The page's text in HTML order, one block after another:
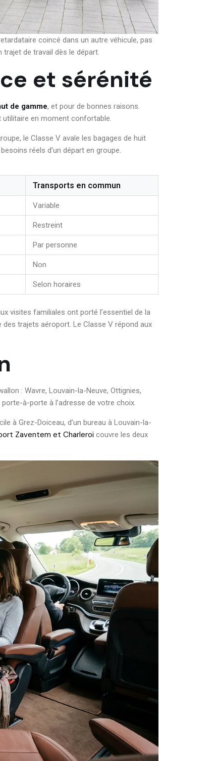
coincé dans un autre véhicule, pas
de travail dès le départ.
et sérénité
de gamme, et pour de bonnes raisons.
utilitaire en moment confortable.
le Classe V avale les bagages de huit
réels d’un départ en groupe.
Transports en commun
Variable
Restreint
Par personne
Non
Selon horaires
visites familiales ont porté l’essentiel de la
trajets aéroport. Le Classe V répond aux
: Wavre, Louvain-la-Neuve, Ottignies,
à-porte à l’adresse de votre choix.
à Grez-Doiceau, d’un bureau à Louvain-la-
Zaventem et Charleroi couvre les deux